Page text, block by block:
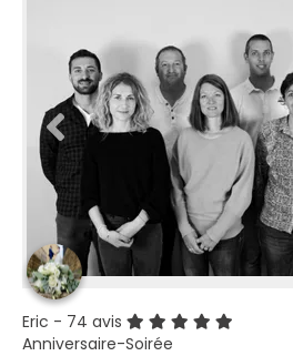
Eric - 74 avis
Anniversaire-Soirée